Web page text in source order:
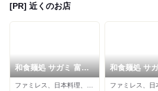
[PR] 近くのお店
和食麺処 サガミ 富士
伝法店
和食麺処 サ
柚木店